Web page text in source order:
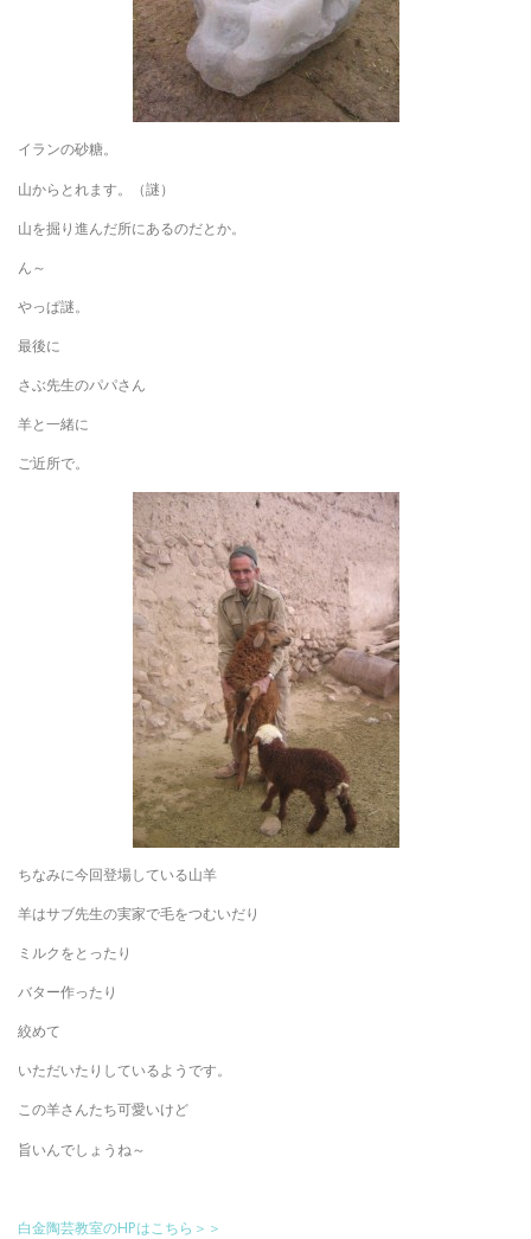
イランの砂糖。
山からとれます。（謎）
山を掘り進んだ所にあるのだとか。
ん～
やっぱ謎。
最後に
さぶ先生のパパさん
羊と一緒に
ご近所で。
ちなみに今回登場している山羊
羊はサブ先生の実家で毛をつむいだり
ミルクをとったり
バター作ったり
絞めて
いただいたりしているようです。
この羊さんたち可愛いけど
旨いんでしょうね～
白金陶芸教室のHPはこちら＞＞